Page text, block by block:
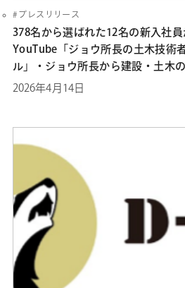
プレスリリース
378名から選ばれた12名の新入社
YouTube「ジョウ所長の土木技術
ル」・ジョウ所長から建設・土木
2026年4月14日